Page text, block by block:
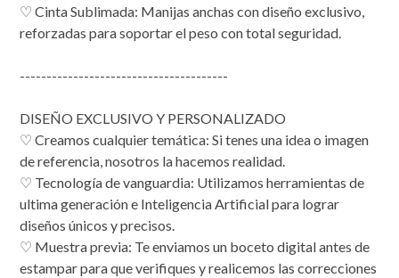
♡ Cinta Sublimada: Manijas anchas con diseño exclusivo,
reforzadas para soportar el peso con total seguridad.
---------------------------------------
DISEÑO EXCLUSIVO Y PERSONALIZADO
♡ Creamos cualquier temática: Si tenes una idea o imagen
de referencia, nosotros la hacemos realidad.
​♡ Tecnología de vanguardia: Utilizamos herramientas de
ultima generación e Inteligencia Artificial para lograr
diseños únicos y precisos.
​♡ Muestra previa: Te enviamos un boceto digital antes de
estampar para que verifiques y realicemos las correcciones